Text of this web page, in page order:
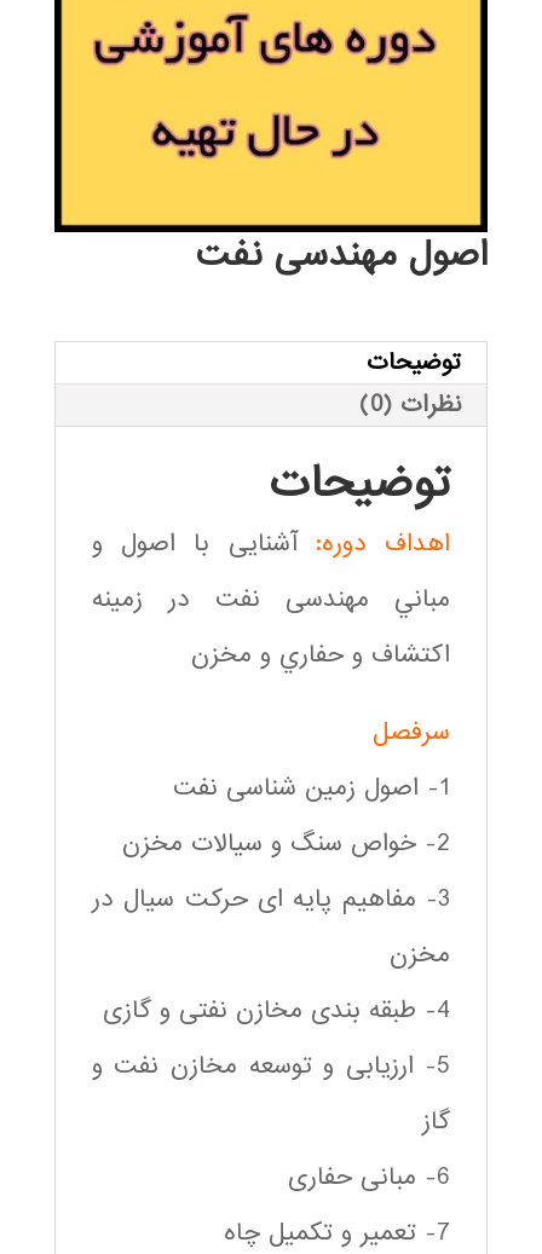
اصول مهندسی نفت
توضیحات
نظرات (0)
توضیحات
اهداف دوره: آشنایی با اصول و
مباني مهندسی نفت در زمينه
اكتشاف و حفاري و مخزن
سرفصل
1- اصول زمین شناسی نفت
2- خواص سنگ و سیالات مخزن
3- مفاهیم پایه ای حرکت سیال در
مخزن
4- طبقه بندی مخازن نفتی و گازی
5- ارزیابی و توسعه مخازن نفت و
گاز
6- مبانی حفاری
7- تعمیر و تکمیل چاه